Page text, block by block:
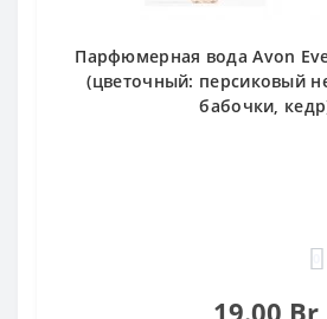
Парфюмерная вода Avon
(цветочный: персиковый
бабочки,
19.00 Br